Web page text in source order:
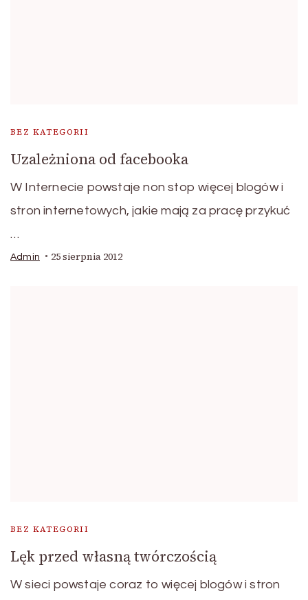
BEZ KATEGORII
Uzależniona od facebooka
W Internecie powstaje non stop więcej blogów i
stron internetowych, jakie mają za pracę przykuć
…
Admin 25 sierpnia 2012
BEZ KATEGORII
Lęk przed własną twórczością
W sieci powstaje coraz to więcej blogów i stron